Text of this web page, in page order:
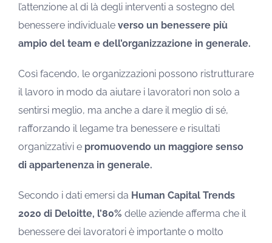
l’attenzione al di là degli interventi a sostegno del
benessere individuale verso un benessere più
ampio del team e dell’organizzazione in generale.
Così facendo, le organizzazioni possono ristrutturare
il lavoro in modo da aiutare i lavoratori non solo a
sentirsi meglio, ma anche a dare il meglio di sé,
rafforzando il legame tra benessere e risultati
organizzativi epromuovendo un maggiore senso
di appartenenza in generale.
Secondo i dati emersi da Human Capital Trends
2020 di Deloitte, l’80% delle aziende afferma che il
benessere dei lavoratori è importante o molto